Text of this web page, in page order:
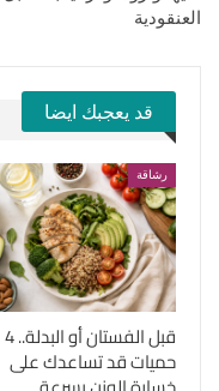
العنقودية
قد يعجبك ايضا
رشاقة
قبل الفستان أو البدلة.. 4
حميات قد تساعدك على